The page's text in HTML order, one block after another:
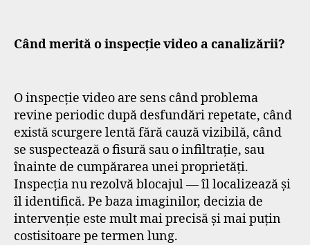
Când merită o inspecție video a canalizării?
O inspecție video are sens când problema
revine periodic după desfundări repetate, când
există scurgere lentă fără cauză vizibilă, când
se suspectează o fisură sau o infiltrație, sau
înainte de cumpărarea unei proprietăți.
Inspecția nu rezolvă blocajul — îl localizează și
îl identifică. Pe baza imaginilor, decizia de
intervenție este mult mai precisă și mai puțin
costisitoare pe termen lung.